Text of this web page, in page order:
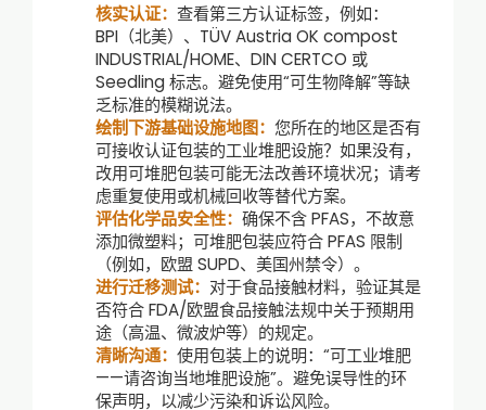
核实认证：查看第三方认证标签，例如：
BPI（北美）、TÜV Austria OK compost
INDUSTRIAL/HOME、DIN CERTCO 或
Seedling 标志。避免使用“可生物降解”等缺
乏标准的模糊说法。
绘制下游基础设施地图：您所在的地区是否有
可接收认证包装的工业堆肥设施？如果没有，
改用可堆肥包装可能无法改善环境状况；请考
虑重复使用或机械回收等替代方案。
评估化学品安全性：确保不含 PFAS，不故意
添加微塑料；可堆肥包装应符合 PFAS 限制
（例如，欧盟 SUPD、美国州禁令）。
进行迁移测试： 对于食品接触材料，验证其是
否符合 FDA/欧盟食品接触法规中关于预期用
途（高温、微波炉等）的规定。
清晰沟通：使用包装上的说明：“可工业堆肥
——请咨询当地堆肥设施”。避免误导性的环
保声明，以减少污染和诉讼风险。